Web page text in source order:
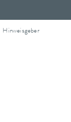
Hinweisgeber